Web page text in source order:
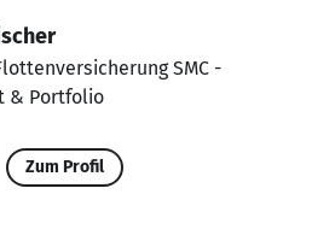
SMC -
& Portfolio
Zum Profil